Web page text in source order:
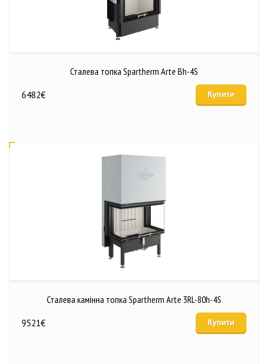
Сталева топка Spartherm Arte Bh-4S
6482€ Купити
Сталева камінна топка Spartherm Arte 3RL-80h-4S
9521€ Купити